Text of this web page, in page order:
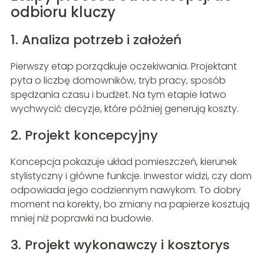
odbioru kluczy
1. Analiza potrzeb i założeń
Pierwszy etap porządkuje oczekiwania. Projektant
pyta o liczbę domowników, tryb pracy, sposób
spędzania czasu i budżet. Na tym etapie łatwo
wychwycić decyzje, które później generują koszty.
2. Projekt koncepcyjny
Koncepcja pokazuje układ pomieszczeń, kierunek
stylistyczny i główne funkcje. Inwestor widzi, czy dom
odpowiada jego codziennym nawykom. To dobry
moment na korekty, bo zmiany na papierze kosztują
mniej niż poprawki na budowie.
3. Projekt wykonawczy i kosztorys